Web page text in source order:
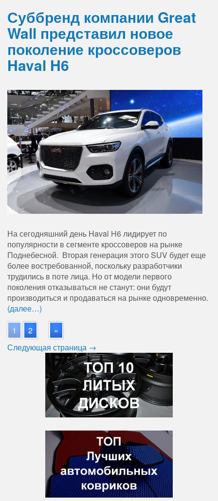
Суббренд компании Great
Wall представил новое
поколение кроссоверов
Haval H6
На сегодняшний день Haval H6 лидирует по
популярности в сегменте кроссоверов на рынке
Поднебесной. Вторая генерация этого SUV будет еще
более востребованной, поскольку разработчики
трудились в поте лица. Но от модели первого
поколения отказываться не станут: они будут
производиться и продаваться на рынке одновременно.
(далее…)
1
2
»
Следующая страница →